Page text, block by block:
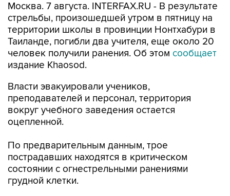
Москва. 7 августа. INTERFAX.RU - В результате
стрельбы, произошедшей утром в пятницу на
территории школы в провинции Нонтхабури в
Таиланде, погибли два учителя, еще около 20
человек получили ранения. Об этом сообщает
издание Khaosod.
Власти эвакуировали учеников,
преподавателей и персонал, территория
вокруг учебного заведения остается
оцепленной.
По предварительным данным, трое
пострадавших находятся в критическом
состоянии с огнестрельными ранениями
грудной клетки.